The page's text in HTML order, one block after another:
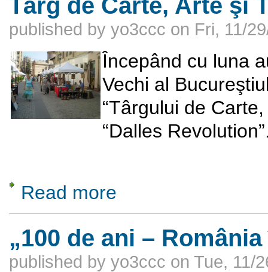
Târg de Carte, Arte şi
published by yo3ccc on Fri, 11/
Începând cu luna
Vechi al
“Târgului de
“Dalles
Read more
„100 de ani –
published by yo3ccc on Tue, 11/